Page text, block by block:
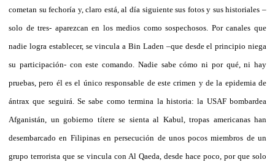
cometan su fechoría y, claro está, al día siguiente sus fotos y sus historiales –
solo de tres- aparezcan en los medios como sospechosos. Por canales que
nadie logra establecer, se vincula a Bin Laden –que desde el principio niega
su participación- con este comando. Nadie sabe cómo ni por qué, ni hay
pruebas, pero él es el único responsable de este crimen y de la epidemia de
ántrax que seguirá. Se sabe como termina la historia: la USAF bombardea
Afganistán, un gobierno títere se sienta al Kabul, tropas americanas han
desembarcado en Filipinas en persecución de unos pocos miembros de un
grupo terrorista que se vincula con Al Qaeda, desde hace poco, por que solo